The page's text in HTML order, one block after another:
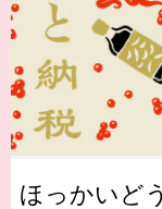
ほっかいど